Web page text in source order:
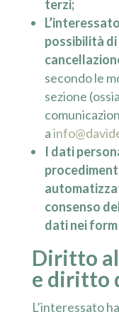
terzi;
possibilità
secondo le
sezione
a
I dati
consenso
dati nei
Diritto
e diritto
L’interessato